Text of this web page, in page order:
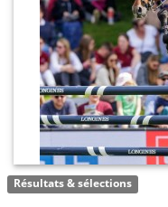
Résultats & sélections